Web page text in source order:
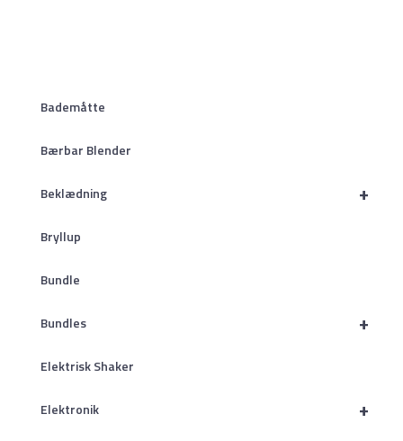
Bademåtte
Bærbar Blender
+
Beklædning
Bryllup
Bundle
+
Bundles
Elektrisk Shaker
+
Elektronik